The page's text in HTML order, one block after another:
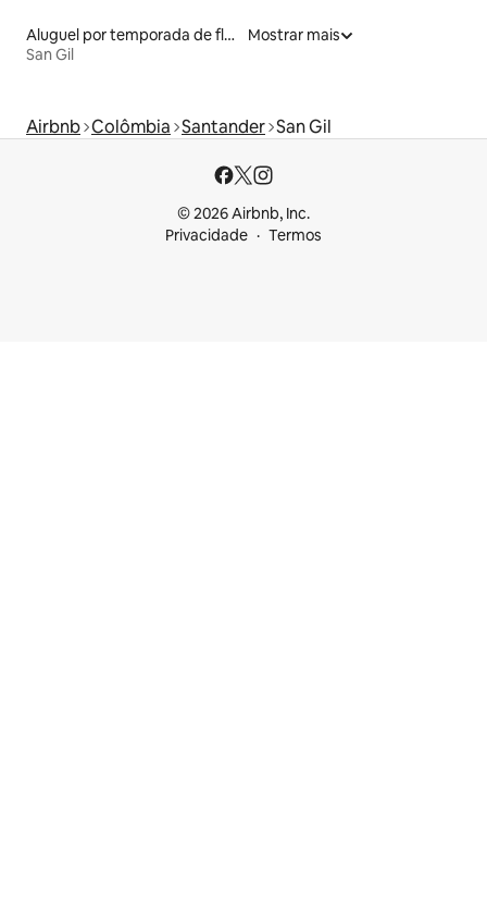
Aluguel por temporada de flats
San Gil
Mostrar mais
Airbnb Colômbia Santander San Gil
© 2026 Airbnb, Inc.
Privacidade
Termos